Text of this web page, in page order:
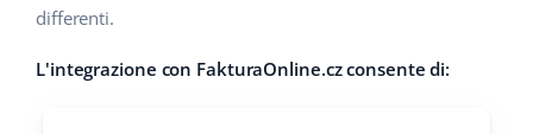
Moda
Altro
differenti.
L'integrazione con FakturaOnline.cz consente di: